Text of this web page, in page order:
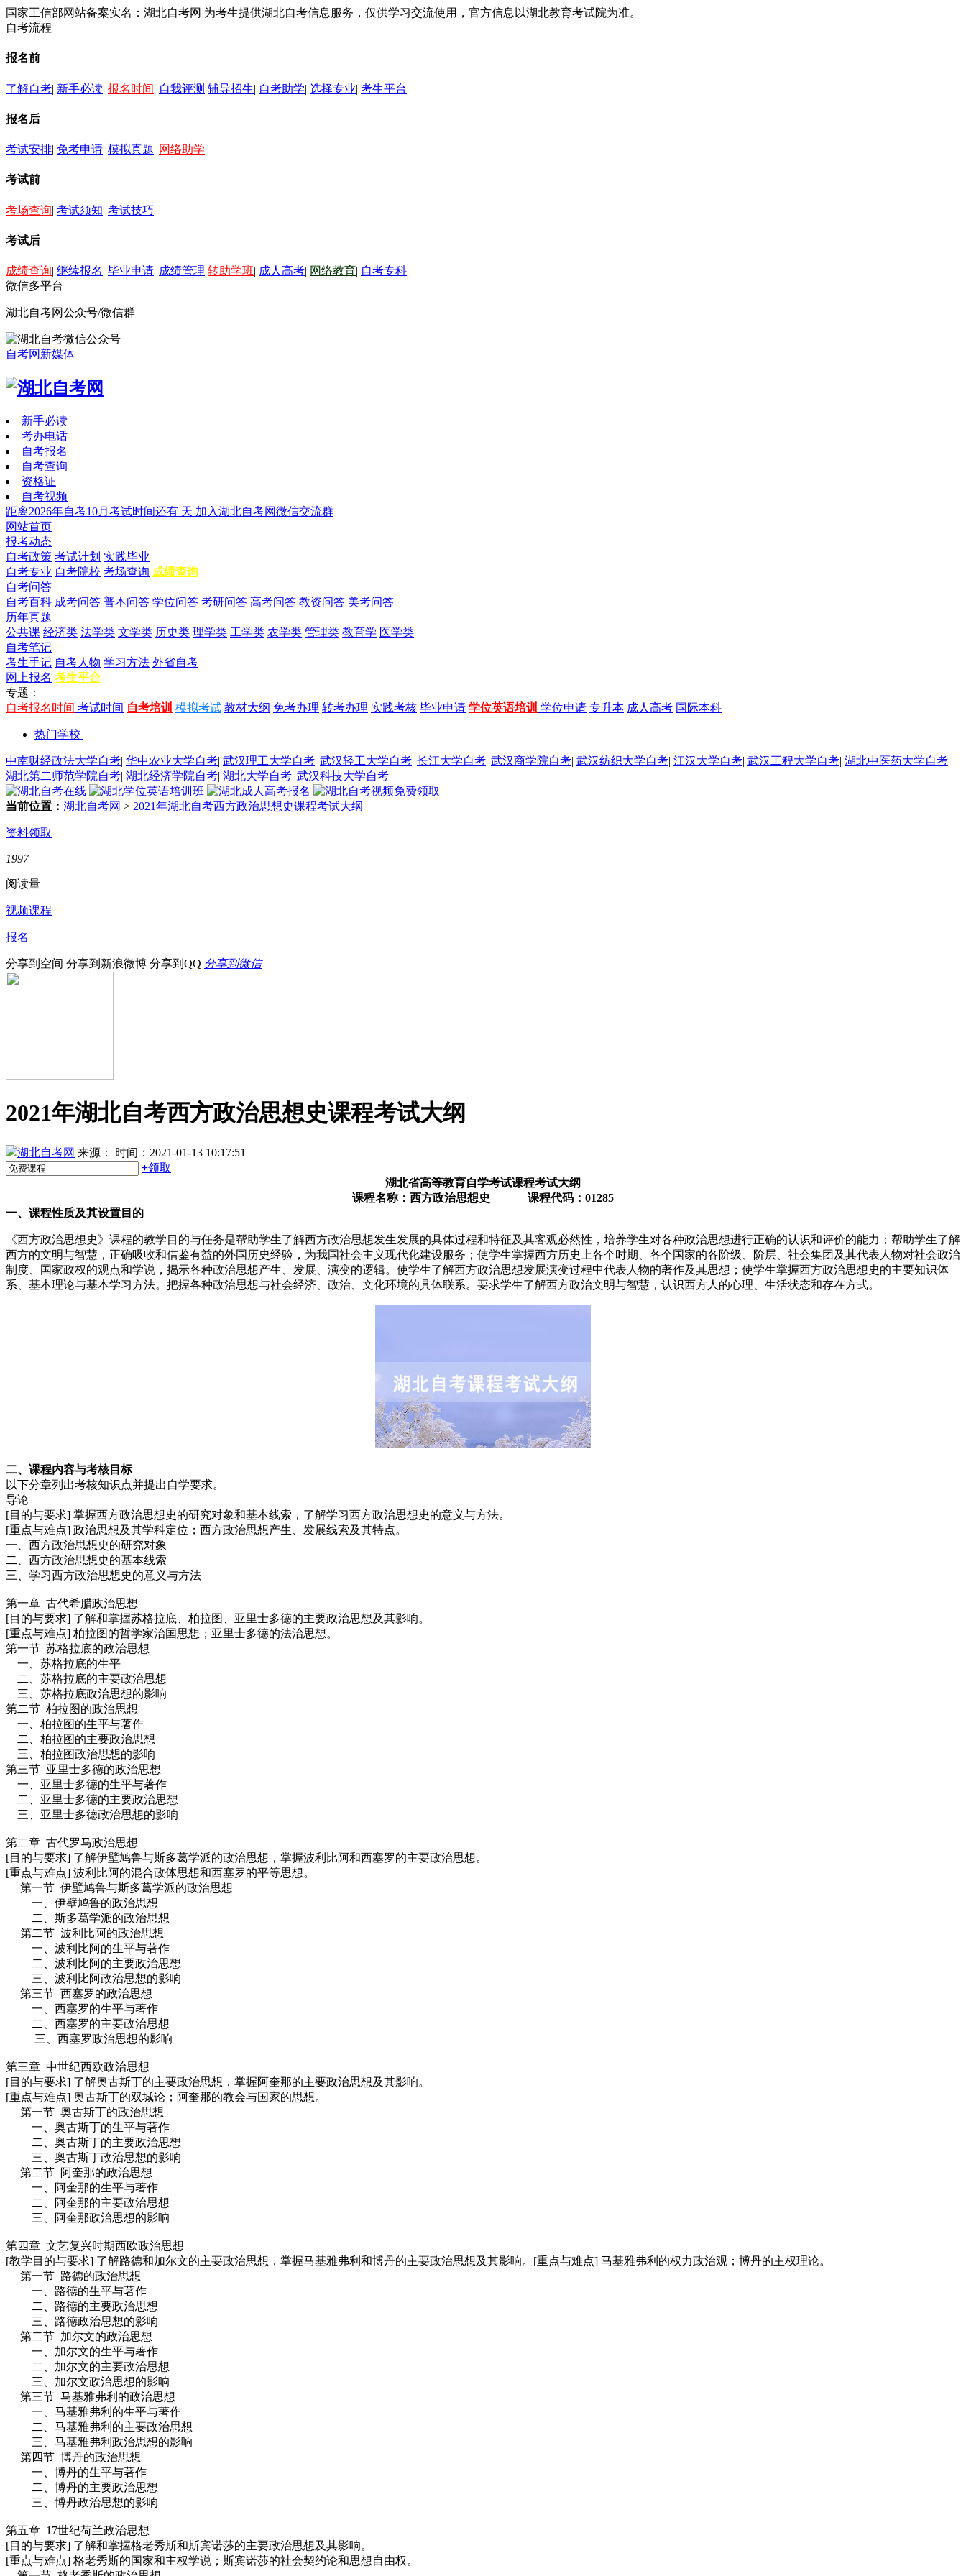
国家工信部网站备案实名：湖北自考网 为考生提供湖北自考信息服务，仅供学习交流使用，官方信息以湖北教育考试院为准。
自考流程
报名前
了解自考| 新手必读| 报名时间| 自我评测 辅导招生| 自考助学| 选择专业| 考生平台
报名后
考试安排| 免考申请| 模拟真题| 网络助学
考试前
考场查询| 考试须知| 考试技巧
考试后
成绩查询| 继续报名| 毕业申请| 成绩管理 转助学班| 成人高考| 网络教育| 自考专科
微信多平台
湖北自考网公众号/微信群
自考网新媒体
新手必读
考办电话
自考报名
自考查询
资格证
自考视频
距离2026年自考10月考试时间还有 天 加入湖北自考网微信交流群
网站首页
报考动态
自考政策 考试计划 实践毕业
自考专业 自考院校 考场查询 成绩查询
自考问答
自考百科 成考问答 普本问答 学位问答 考研问答 高考问答 教资问答 美考问答
历年真题
公共课 经济类 法学类 文学类 历史类 理学类 工学类 农学类 管理类 教育学 医学类
自考笔记
考生手记 自考人物 学习方法 外省自考
网上报名 考生平台
专题：
自考报名时间 考试时间 自考培训 模拟考试 教材大纲 免考办理 转考办理 实践考核 毕业申请 学位英语培训 学位申请 专升本 成人高考 国际本科
热门学校
中南财经政法大学自考| 华中农业大学自考| 武汉理工大学自考| 武汉轻工大学自考| 长江大学自考| 武汉商学院自考| 武汉纺织大学自考| 江汉大学自考| 武汉工程大学自考| 湖北中医药大学自考|
湖北第二师范学院自考| 湖北经济学院自考| 湖北大学自考| 武汉科技大学自考
当前位置： 湖北自考网 > 2021年湖北自考西方政治思想史课程考试大纲
资料领取
1997
阅读量
视频课程
报名
分享到空间 分享到新浪微博 分享到QQ 分享到微信
2021年湖北自考西方政治思想史课程考试大纲
湖北自考网 来源：
时间：2021-01-13 10:17:51
+领取
湖北省高等教育自学考试课程考试大纲
课程名称：西方政治思想史 课程代码：01285
一、课程性质及其设置目的
《西方政治思想史》课程的教学目的与任务是帮助学生了解西方政治思想发生发展的具体过程和特征及其客观必然性，培养学生对各种政治思想进行正确的认识和评价的能力；帮助学生了解
西方的文明与智慧，正确吸收和借鉴有益的外国历史经验，为我国社会主义现代化建设服务；使学生掌握西方历史上各个时期、各个国家的各阶级、阶层、社会集团及其代表人物对社会政治
制度、国家政权的观点和学说，揭示各种政治思想产生、发展、演变的逻辑。使学生了解西方政治思想发展演变过程中代表人物的著作及其思想；使学生掌握西方政治思想史的主要知识体
系、基本理论与基本学习方法。把握各种政治思想与社会经济、政治、文化环境的具体联系。要求学生了解西方政治文明与智慧，认识西方人的心理、生活状态和存在方式。
二、课程内容与考核目标
以下分章列出考核知识点并提出自学要求。
导论
[目的与要求] 掌握西方政治思想史的研究对象和基本线索，了解学习西方政治思想史的意义与方法。
[重点与难点] 政治思想及其学科定位；西方政治思想产生、发展线索及其特点。
一、西方政治思想史的研究对象
二、西方政治思想史的基本线索
三、学习西方政治思想史的意义与方法
第一章 古代希腊政治思想
[目的与要求] 了解和掌握苏格拉底、柏拉图、亚里士多德的主要政治思想及其影响。
[重点与难点] 柏拉图的哲学家治国思想；亚里士多德的法治思想。
第一节 苏格拉底的政治思想
一、苏格拉底的生平
二、苏格拉底的主要政治思想
三、苏格拉底政治思想的影响
第二节 柏拉图的政治思想
一、柏拉图的生平与著作
二、柏拉图的主要政治思想
三、柏拉图政治思想的影响
第三节 亚里士多德的政治思想
一、亚里士多德的生平与著作
二、亚里士多德的主要政治思想
三、亚里士多德政治思想的影响
第二章 古代罗马政治思想
[目的与要求] 了解伊壁鸠鲁与斯多葛学派的政治思想，掌握波利比阿和西塞罗的主要政治思想。
[重点与难点] 波利比阿的混合政体思想和西塞罗的平等思想。
第一节 伊壁鸠鲁与斯多葛学派的政治思想
一、伊壁鸠鲁的政治思想
二、斯多葛学派的政治思想
第二节 波利比阿的政治思想
一、波利比阿的生平与著作
二、波利比阿的主要政治思想
三、波利比阿政治思想的影响
第三节 西塞罗的政治思想
一、西塞罗的生平与著作
二、西塞罗的主要政治思想
三、西塞罗政治思想的影响
第三章 中世纪西欧政治思想
[目的与要求] 了解奥古斯丁的主要政治思想，掌握阿奎那的主要政治思想及其影响。
[重点与难点] 奥古斯丁的双城论；阿奎那的教会与国家的思想。
第一节 奥古斯丁的政治思想
一、奥古斯丁的生平与著作
二、奥古斯丁的主要政治思想
三、奥古斯丁政治思想的影响
第二节 阿奎那的政治思想
一、阿奎那的生平与著作
二、阿奎那的主要政治思想
三、阿奎那政治思想的影响
第四章 文艺复兴时期西欧政治思想
[教学目的与要求] 了解路德和加尔文的主要政治思想，掌握马基雅弗利和博丹的主要政治思想及其影响。[重点与难点] 马基雅弗利的权力政治观；博丹的主权理论。
第一节 路德的政治思想
一、路德的生平与著作
二、路德的主要政治思想
三、路德政治思想的影响
第二节 加尔文的政治思想
一、加尔文的生平与著作
二、加尔文的主要政治思想
三、加尔文政治思想的影响
第三节 马基雅弗利的政治思想
一、马基雅弗利的生平与著作
二、马基雅弗利的主要政治思想
三、马基雅弗利政治思想的影响
第四节 博丹的政治思想
一、博丹的生平与著作
二、博丹的主要政治思想
三、博丹政治思想的影响
第五章 17世纪荷兰政治思想
[目的与要求] 了解和掌握格老秀斯和斯宾诺莎的主要政治思想及其影响。
[重点与难点] 格老秀斯的国家和主权学说；斯宾诺莎的社会契约论和思想自由权。